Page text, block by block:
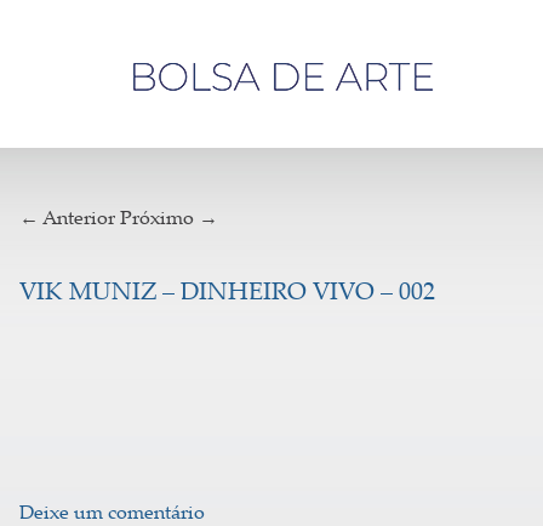
← Anterior Próximo →
VIK MUNIZ – DINHEIRO VIVO – 002
Deixe um comentário